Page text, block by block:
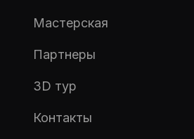
Мастерская
Партнеры
3D тур
Контакты